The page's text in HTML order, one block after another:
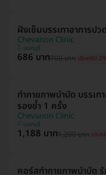
ฝังเข็มบรรเทาอาการป
Chevanon Clinic
นนทบุรี
686 บาท700 บาท ประหยัด
ทำกายภาพบำบัด บรรเท
รองช้ำ 1 ครั้ง
Chevanon Clinic
นนทบุรี
1,188 บาท1,200 บาท ประ
คอร์สทำกายภาพบำบัด